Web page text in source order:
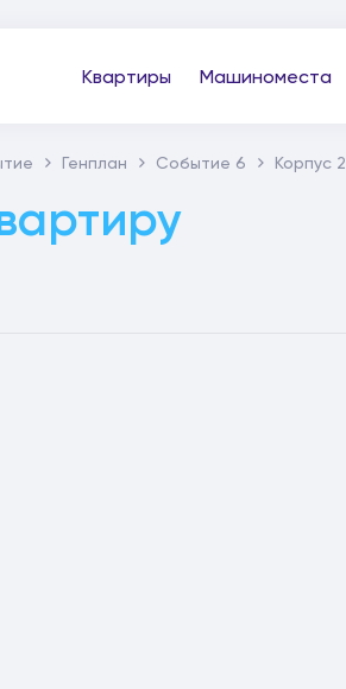
Квартиры Машиноместа
Генплан Событие 6 Корпус 2